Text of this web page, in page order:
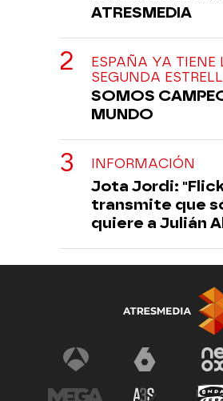
ATRESMEDIA
ESPAÑA YA TIENE
SEGUNDA
SOMOS
MUNDO
INFORMACIÓN
Jota Jordi:
transmite que
quiere a Julián